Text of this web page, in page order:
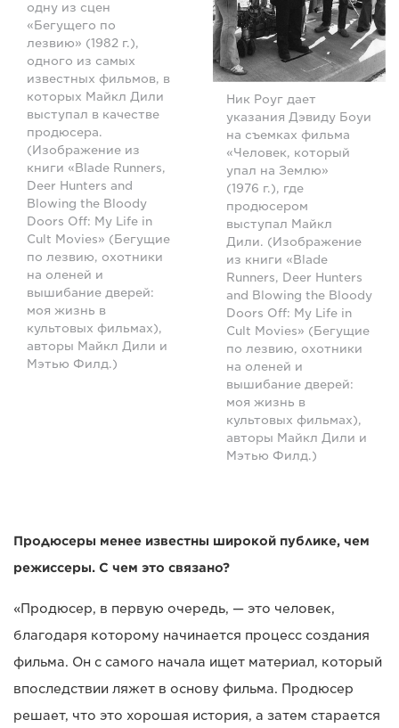
одну из сцен
«Бегущего по
лезвию» (1982 г.),
одного из самых
известных фильмов, в
которых Майкл Дили
выступал в качестве
продюсера.
(Изображение из
книги «Blade Runners,
Deer Hunters and
Blowing the Bloody
Doors Off: My Life in
Cult Movies» (Бегущие
по лезвию, охотники
на оленей и
вышибание дверей:
моя жизнь в
культовых фильмах),
авторы Майкл Дили и
Мэтью Филд.)
Ник Роуг дает
указания Дэвиду Боуи
на съемках фильма
«Человек, который
упал на Землю»
(1976 г.), где
продюсером
выступал Майкл
Дили. (Изображение
из книги «Blade
Runners, Deer Hunters
and Blowing the Bloody
Doors Off: My Life in
Cult Movies» (Бегущие
по лезвию, охотники
на оленей и
вышибание дверей:
моя жизнь в
культовых фильмах),
авторы Майкл Дили и
Мэтью Филд.)
Продюсеры менее известны широкой публике, чем
режиссеры. С чем это связано?
«Продюсер, в первую очередь, — это человек,
благодаря которому начинается процесс создания
фильма. Он с самого начала ищет материал, который
впоследствии ляжет в основу фильма. Продюсер
решает, что это хорошая история, а затем старается